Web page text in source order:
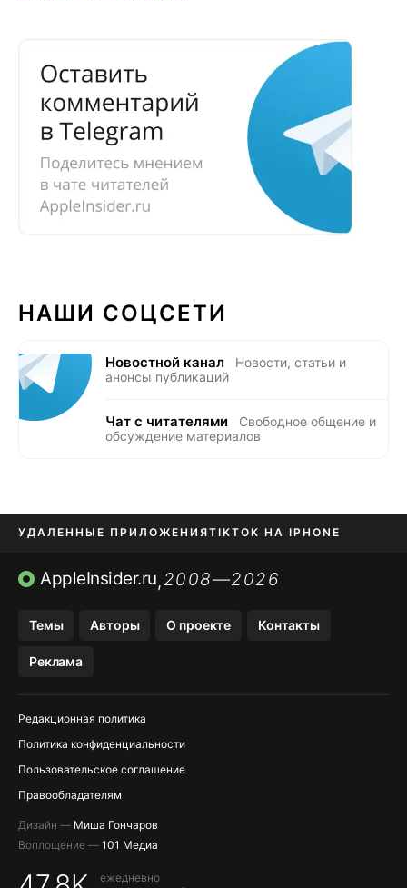
НАШИ СОЦСЕТИ
Новостной канал
Новости, статьи и
анонсы публикаций
Чат с читателями
Свободное общение и
обсуждение материалов
УДАЛЕННЫЕ ПРИЛОЖЕНИЯTIKTOK НА IPHONE
ПРИЛОЖЕНИЯ БЕЗ APP STORE
AppleInsider.ru,2008—2026
Темы Авторы О проекте Контакты
Реклама
Редакционная политика
Политика конфиденциальности
Пользовательское соглашение
Правообладателям
Дизайн — Миша Гончаров
Воплощение — 101 Медиа
ежедневно